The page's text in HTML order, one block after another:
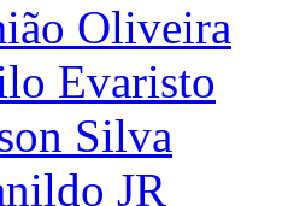
Oliveira
Evaristo
Silva
JR